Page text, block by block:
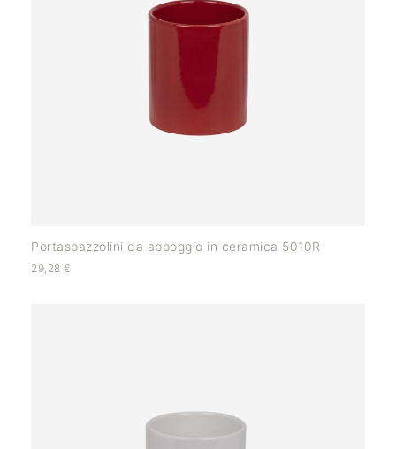
Portaspazzolini da appoggio in ceramica 5010R
29,28 €